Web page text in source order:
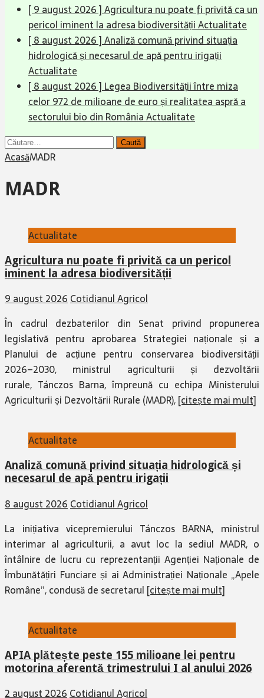
[ 9 august 2026 ]Agricultura nu poate fi privită ca un
pericol iminent la adresa biodiversitățiiActualitate
[ 8 august 2026 ]Analiză comună privind situația
hidrologică și necesarul de apă pentru irigații
Actualitate
[ 8 august 2026 ] Legea Biodiversității între miza
celor 972 de milioane de euro și realitatea aspră a
sectorului bio din RomâniaActualitate
Caută
după:
AcasăMADR
MADR
Actualitate
Agricultura nu poate fi privită ca un pericol
iminent la adresa biodiversității
9 august 2026Cotidianul Agricol
În cadrul dezbaterilor din Senat privind propunerea
legislativă pentru aprobarea Strategiei naționale și a
Planului de acțiune pentru conservarea biodiversității
2026–2030, ministrul agriculturii și dezvoltării
rurale, Tánczos Barna, împreună cu echipa Ministerului
Agriculturii și Dezvoltării Rurale (MADR),[citește mai mult]
Actualitate
Analiză comună privind situația hidrologică și
necesarul de apă pentru irigații
8 august 2026 Cotidianul Agricol
La inițiativa vicepremierului Tánczos BARNA, ministrul
interimar al agriculturii, a avut loc la sediul MADR, o
întâlnire de lucru cu reprezentanții Agenției Naționale de
Îmbunătățiri Funciare și ai Administrației Naționale „Apele
Române”, condusă de secretarul [citește mai mult]
Actualitate
APIA plătește peste 155 milioane lei pentru
motorina aferentă trimestrului I al anului 2026
2 august 2026Cotidianul Agricol